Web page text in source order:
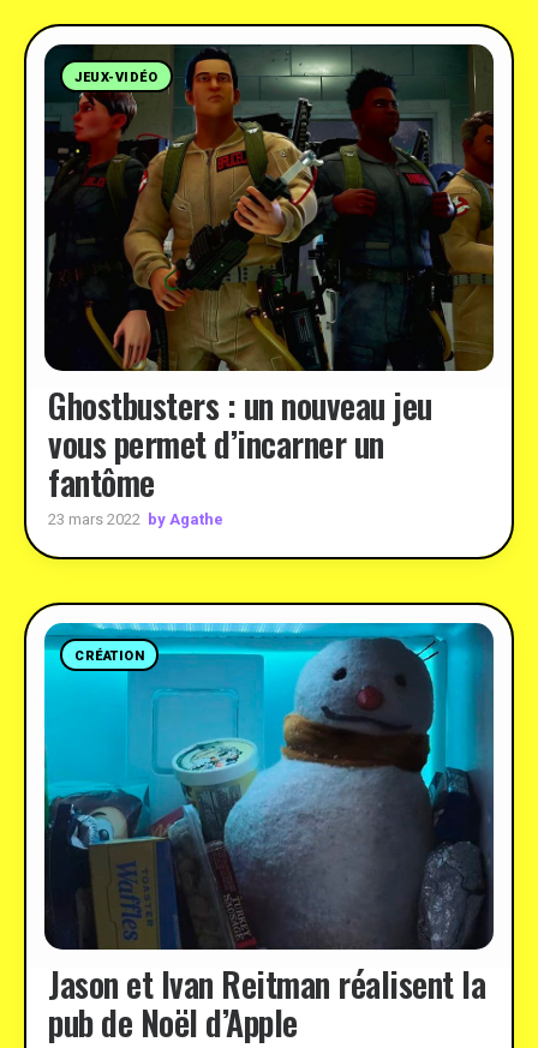
JEUX-VIDÉO
Ghostbusters : un nouveau jeu
vous permet d’incarner un
fantôme
23 mars 2022 by Agathe
CRÉATION
Jason et Ivan Reitman réalisent la
pub de Noël d’Apple